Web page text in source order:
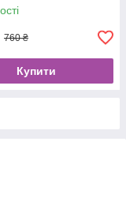
760 ₴
Купити